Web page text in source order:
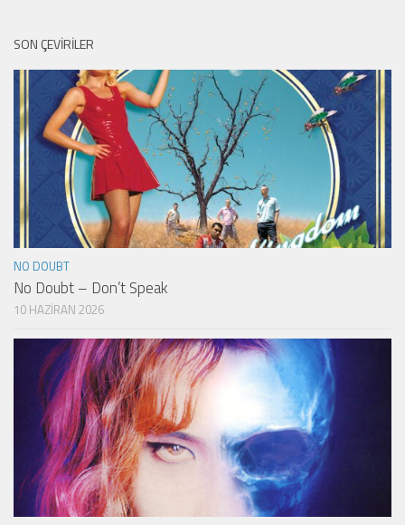
SON ÇEVIRILER
NO DOUBT
No Doubt – Don’t Speak
10 HAZIRAN 2026